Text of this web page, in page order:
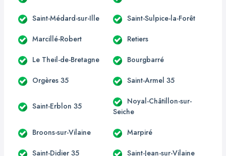
Saint-Médard-sur-Ille Saint-Sulpice-la-Forêt
Marcillé-Robert Retiers
Le Theil-de-Bretagne Bourgbarré
Orgères 35 Saint-Armel 35
Saint-Erblon 35
Noyal-Châtillon-sur-
Seiche
Broons-sur-Vilaine Marpiré
Saint-Didier 35 Saint-Jean-sur-Vilaine